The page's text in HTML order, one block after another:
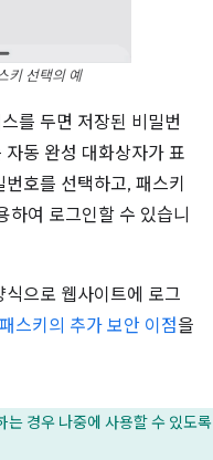
키 선택의 예
를 두면 저장된 비밀번
동 완성 대화상자가 표
호를 선택하고, 패스키
하여 로그인할 수 있습니
으로 웹사이트에 로그
패스키의 추가 보안 이점을
는 경우 나중에 사용할 수 있도